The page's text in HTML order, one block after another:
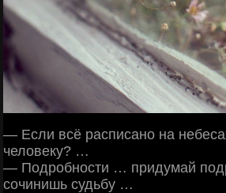
— Если всё расписано на
человеку? …
— Подробности … придумай
сочинишь судьбу …